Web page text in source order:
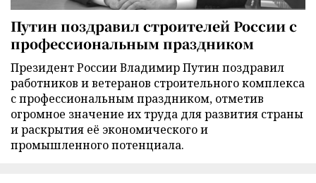
Путин поздравил строителей России с
профессиональным праздником
Президент России Владимир Путин поздравил
работников и ветеранов строительного комплекса
с профессиональным праздником, отметив
огромное значение их труда для развития страны
и раскрытия её экономического и
промышленного потенциала.